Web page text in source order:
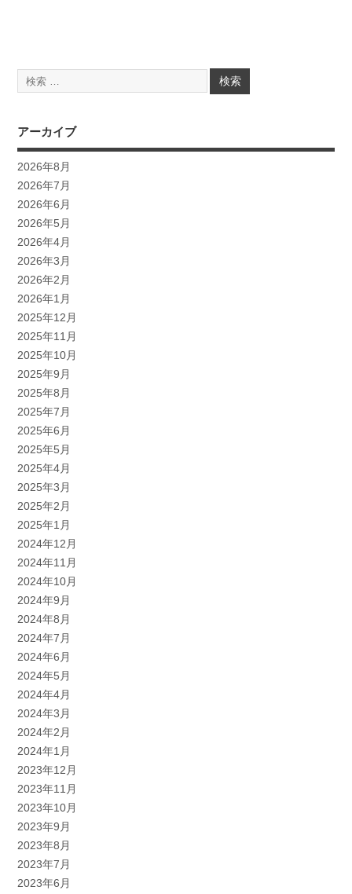
アーカイブ
2026年8月
2026年7月
2026年6月
2026年5月
2026年4月
2026年3月
2026年2月
2026年1月
2025年12月
2025年11月
2025年10月
2025年9月
2025年8月
2025年7月
2025年6月
2025年5月
2025年4月
2025年3月
2025年2月
2025年1月
2024年12月
2024年11月
2024年10月
2024年9月
2024年8月
2024年7月
2024年6月
2024年5月
2024年4月
2024年3月
2024年2月
2024年1月
2023年12月
2023年11月
2023年10月
2023年9月
2023年8月
2023年7月
2023年6月